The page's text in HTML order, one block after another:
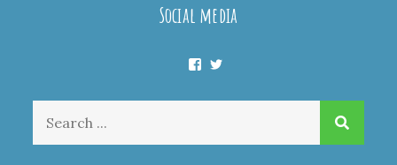
Social media
Facebook